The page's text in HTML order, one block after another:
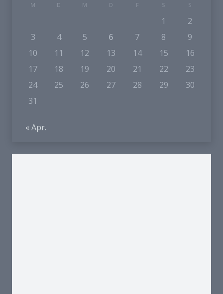
M D M D F S S
1
2
3
4 5 6 7 8
9
10
11 12 13 14 15
16
17
18 19 20 21 22
23
24
25 26 27 28 29
30
31
« Apr.